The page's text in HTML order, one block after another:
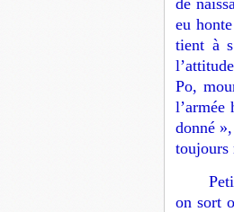
de
eu
tient à
Po,
donné
toujours
on sort